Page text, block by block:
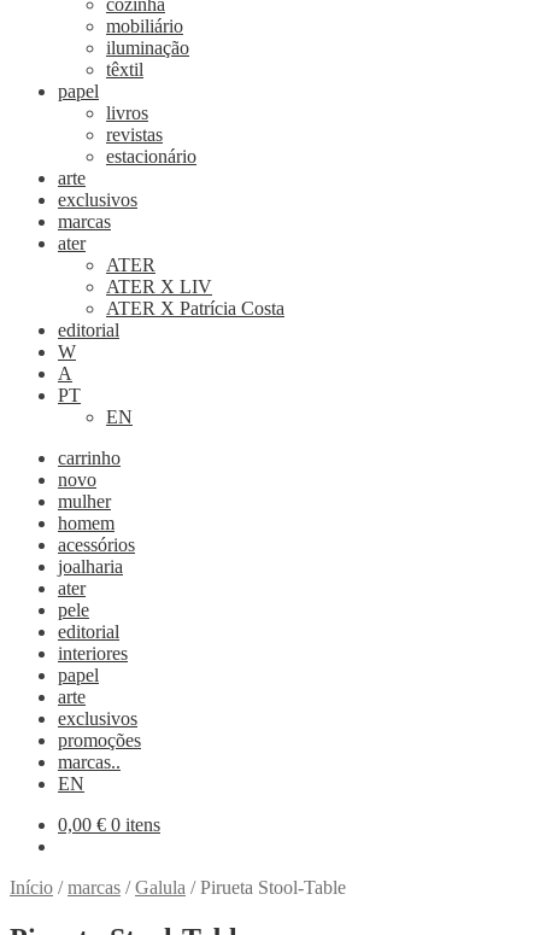
cozinha
mobiliário
iluminação
têxtil
papel
livros
revistas
estacionário
arte
exclusivos
marcas
ater
ATER
ATER X LIV
ATER X Patrícia Costa
editorial
W
A
PT
EN
carrinho
novo
mulher
homem
acessórios
joalharia
ater
pele
editorial
interiores
papel
arte
exclusivos
promoções
marcas..
EN
0,00 € 0 itens
Início /marcas /Galula /Pirueta Stool-Table